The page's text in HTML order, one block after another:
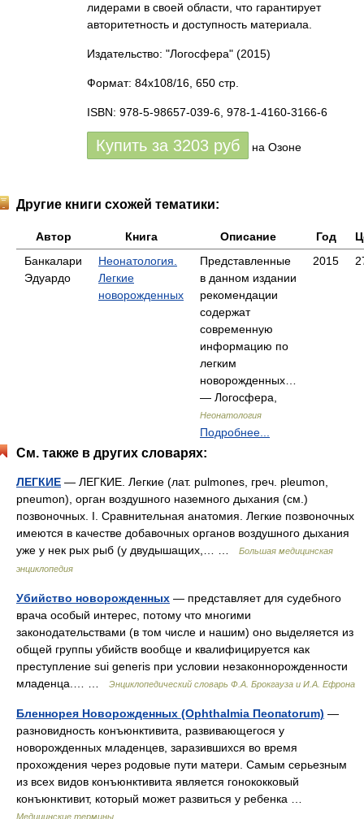
лидерами в своей области, что гарантирует
авторитетность и доступность материала.
Издательство: "Логосфера" (2015)
Формат: 84x108/16, 650 стр.
ISBN: 978-5-98657-039-6, 978-1-4160-3166-6
Купить за 3203 руб на Озоне
Другие книги схожей тематики:
Автор Книга Описание Год
Банкалари
Эдуардо
Неонатология.
Легкие
новорожденных
Представленные
в данном издании
рекомендации
содержат
современную
информацию по
легким
новорожденных…
— Логосфера,
Неонатология
Подробнее...
2015
См. также в других словарях:
ЛЕГКИЕ — ЛЕГКИЕ. Легкие (лат. pulmones, греч. pleumon,
pneumon), орган воздушного наземного дыхания (см.)
позвоночных. I. Сравнительная анатомия. Легкие позвоночных
имеются в качестве добавочных органов воздушного дыхания
уже у нек рых рыб (у двудышащих,… …
Большая медицинская
энциклопедия
Убийство новорожденных — представляет для судебного
врача особый интерес, потому что многими
законодательствами (в том числе и нашим) оно выделяется из
общей группы убийств вообще и квалифицируется как
преступление sui generis при условии незаконнорожденности
младенца.… …
Энциклопедический словарь Ф.А. Брокгауза и И.А. Ефрона
Бленнорея Новорожденных (Ophthalmia Пеопаtorum) —
разновидность конъюнктивита, развивающегося у
новорожденных младенцев, заразившихся во время
прохождения через родовые пути матери. Самым серьезным
из всех видов конъюнктивита является гонококковый
конъюнктивит, который может развиться у ребенка …
Медицинские термины